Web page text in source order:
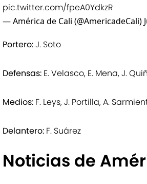
pic.twitter.com/fpeA0YdkzR
— América de Cali (@AmericadeCali)
Portero:J. Soto
Defensas: E. Velasco, E. Mena, J.
Medios: F. Leys, J. Portilla, A.
Delantero: F. Suárez
Noticias de